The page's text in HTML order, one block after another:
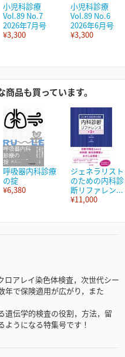
小児科診療
Vol.89 No.7
2026年7月号
¥3,300
小児科診療
Vol.89 No.6
2026年6月号
¥3,300
品も買っています。
呼吸器内科診療
の掟
¥6,380
ジェネラリスト
のための内科診
断リファレン...
¥11,000
ロアレイ染色体検査，次世代シー
年で保険適用が広がり，また
遺伝学的検査の役割，方法，留
うになる特集号です！